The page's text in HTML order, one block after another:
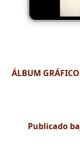
ÁLBUM
Publicado